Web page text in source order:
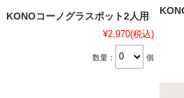
KONOコーノグラスポット2人用
¥2,970(税込)
数量： 個